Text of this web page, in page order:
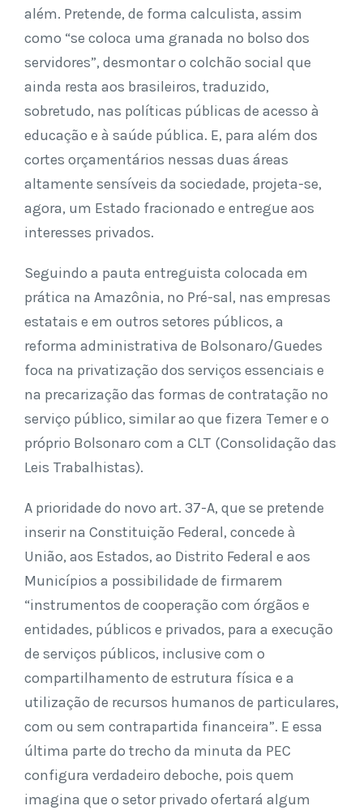
além. Pretende, de forma calculista, assim
como “se coloca uma granada no bolso dos
servidores”, desmontar o colchão social que
ainda resta aos brasileiros, traduzido,
sobretudo, nas políticas públicas de acesso à
educação e à saúde pública. E, para além dos
cortes orçamentários nessas duas áreas
altamente sensíveis da sociedade, projeta-se,
agora, um Estado fracionado e entregue aos
interesses privados.
Seguindo a pauta entreguista colocada em
prática na Amazônia, no Pré-sal, nas empresas
estatais e em outros setores públicos, a
reforma administrativa de Bolsonaro/Guedes
foca na privatização dos serviços essenciais e
na precarização das formas de contratação no
serviço público, similar ao que fizera Temer e o
próprio Bolsonaro com a CLT (Consolidação das
Leis Trabalhistas).
A prioridade do novo art. 37-A, que se pretende
inserir na Constituição Federal, concede à
União, aos Estados, ao Distrito Federal e aos
Municípios a possibilidade de firmarem
“instrumentos de cooperação com órgãos e
entidades, públicos e privados, para a execução
de serviços públicos, inclusive com o
compartilhamento de estrutura física e a
utilização de recursos humanos de particulares,
com ou sem contrapartida financeira”. E essa
última parte do trecho da minuta da PEC
configura verdadeiro deboche, pois quem
imagina que o setor privado ofertará algum